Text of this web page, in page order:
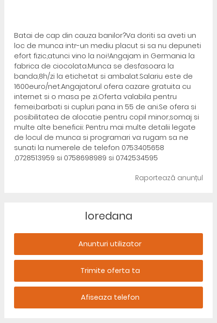
Batai de cap din cauza banilor?Va doriti sa aveti un
loc de munca intr-un mediu placut si sa nu depuneti
efort fizic,atunci vino la noi!Angajam in Germania la
fabrica de ciocolata.Munca se desfasoara la
banda,8h/zi la etichetat si ambalat.Salariu este de
1600euro/net.Angajatorul ofera cazare gratuita cu
internet si o masa pe zi.Oferta valabila pentru
femei,barbati si cupluri pana in 55 de ani.Se ofera si
posibilitatea de alocatie pentru copil minor,somaj si
multe alte beneficii: Pentru mai multe detalii legate
de locul de munca si programari va rugam sa ne
sunati la numerele de telefon 0753405658
,0728513959 si 0758698989 si 0742534595
Raportează anunțul
loredana
Anunturi utilizator
Trimite oferta ta
Afiseaza telefon